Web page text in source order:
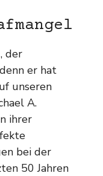
der
er hat
unseren
A.
ihrer
bei der
50 Jahren